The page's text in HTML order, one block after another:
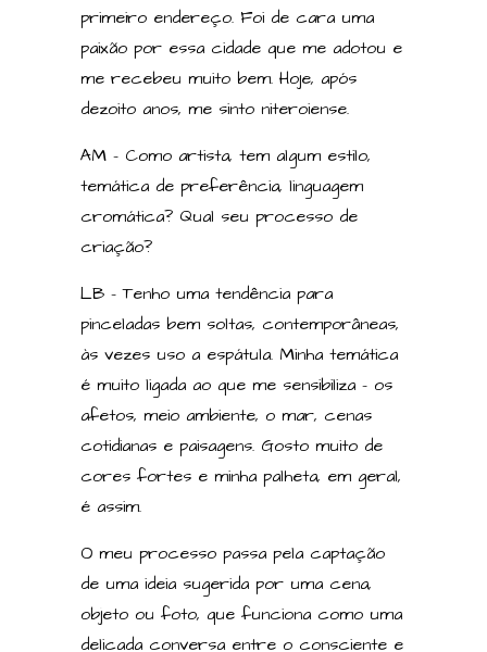
primeiro endereço. Foi de cara uma
paixão por essa cidade que me adotou e
me recebeu muito bem. Hoje, após
dezoito anos, me sinto niteroiense.
AM – Como artista, tem algum estilo,
temática de preferência, linguagem
cromática? Qual seu processo de
criação?
LB – Tenho uma tendência para
pinceladas bem soltas, contemporâneas,
às vezes uso a espátula. Minha temática
é muito ligada ao que me sensibiliza – os
afetos, meio ambiente, o mar, cenas
cotidianas e paisagens. Gosto muito de
cores fortes e minha palheta, em geral,
é assim.
O meu processo passa pela captação
de uma ideia sugerida por uma cena,
objeto ou foto, que funciona como uma
delicada conversa entre o consciente e